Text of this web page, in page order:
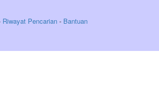
Riwayat Pencarian - Bantuan